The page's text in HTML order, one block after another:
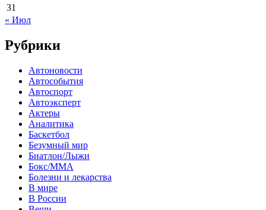
31
« Июл
Рубрики
Автоновости
Автособытия
Автоспорт
Автоэксперт
Актеры
Аналитика
Баскетбол
Безумный мир
Биатлон/Лыжи
Бокс/MMA
Болезни и лекарства
В мире
В России